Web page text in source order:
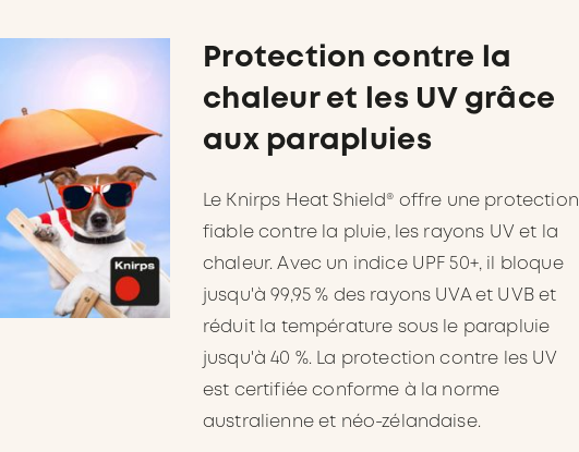
Protection contre la
chaleur et les UV grâce
aux parapluies
Le Knirps Heat Shield® offre une protection
fiable contre la pluie, les rayons UV et la
chaleur. Avec un indice UPF 50+, il bloque
jusqu'à 99,95 % des rayons UVA et UVB et
réduit la température sous le parapluie
jusqu'à 40 %. La protection contre les UV
est certifiée conforme à la norme
australienne et néo-zélandaise.